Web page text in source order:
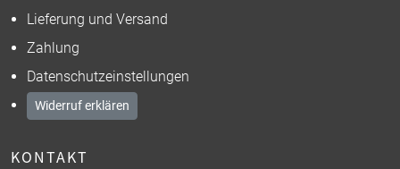
Lieferung und Versand
Zahlung
Datenschutzeinstellungen
Widerruf erklären
KONTAKT